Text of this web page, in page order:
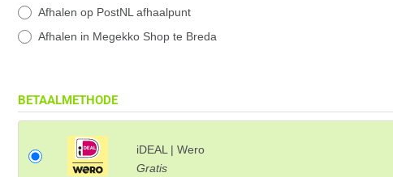
Afhalen op PostNL afhaalpunt
Afhalen in Megekko Shop te Breda
BETAALMETHODE
iDEAL | Wero
Gratis